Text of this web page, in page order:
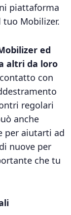
piattaforma
tuo Mobilizer.
ed
altri da loro
con
regolari
anche
per aiutarti ad
nuove per
che tu